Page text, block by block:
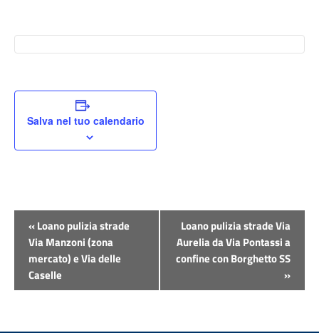
Salva nel tuo calendario
Evento
Navigazione
«Loano pulizia strade
Via Manzoni (zona
mercato) e Via delle
Caselle
Loano pulizia strade Via
Aurelia da Via Pontassi a
confine con Borghetto SS
»